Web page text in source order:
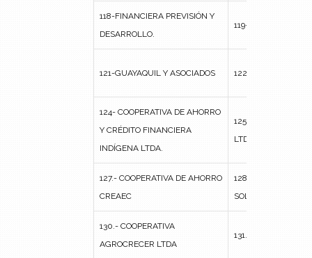
118-FINANCIERA PREVISIÓN Y
DESARROLLO.
119-
121-GUAYAQUIL Y ASOCIADOS 122- NEO CREDIT
124- COOPERATIVA DE AHORRO
Y CRÉDITO FINANCIERA
INDÍGENA LTDA.
125- COOPERATIVA
LTDA.
127.- COOPERATIVA DE AHORRO
CREAEC
128.- COOPERATIVA
SOLIDARIAS
130.- COOPERATIVA
AGROCRECER LTDA
131.- LYL